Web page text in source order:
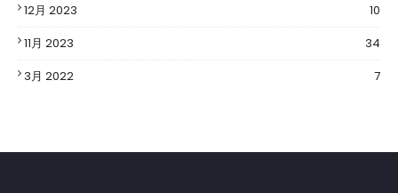
12月 2023
10
11月 2023
34
3月 2022
7